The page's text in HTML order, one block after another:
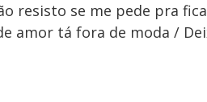
resisto se me pede pra
amor tá fora de moda /